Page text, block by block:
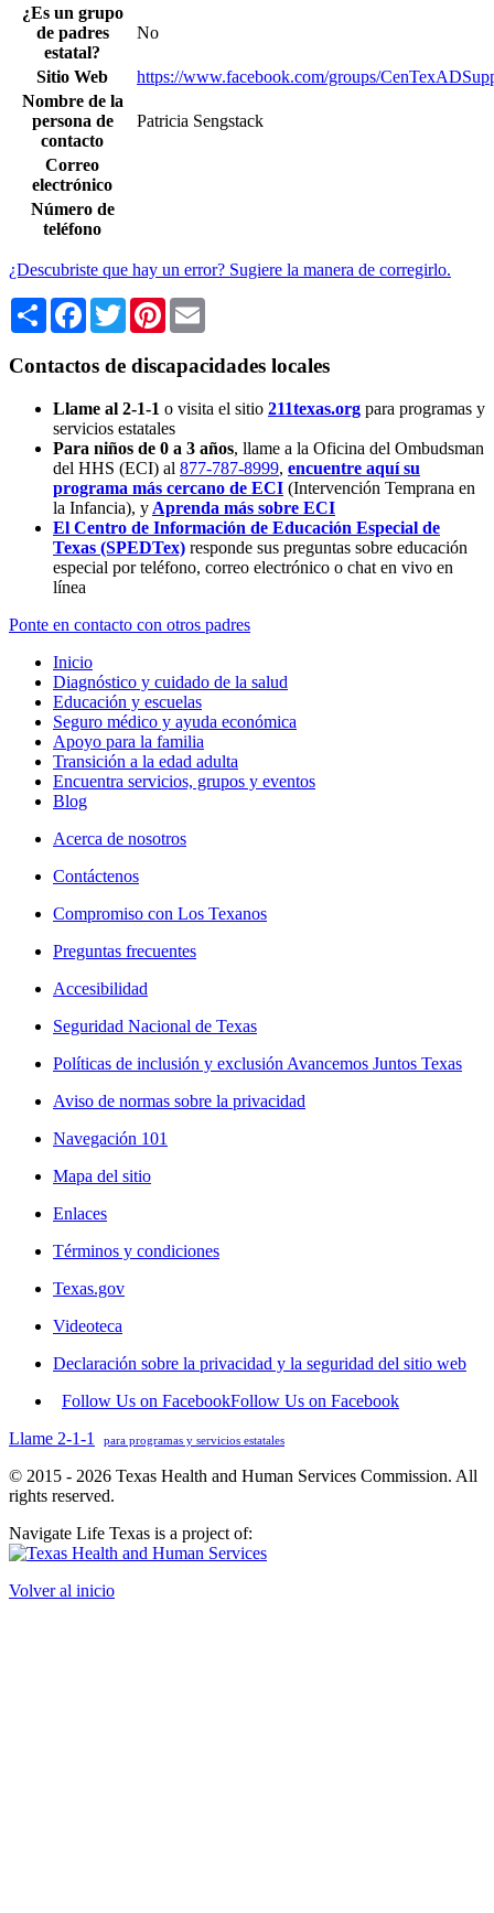
¿Es un grupo
de padres
estatal?
No
Sitio Web
https://www.facebook.com/groups/
Nombre de la
persona de
contacto
Patricia Sengstack
Correo
electrónico
Número de
teléfono
¿Descubriste que hay un error? Sugiere la manera de corregirlo.
Share Facebook
TwitterPinterest
Contactos de discapacidades locales
Llame al 2-1-1 o visita el sitio 211texas.org para programas y
servicios estatales
Para niños de 0 a 3 años, llame a la Oficina del Ombudsman
del HHS (ECI) al 877-787-8999, encuentre aquí su
programa más cercano de ECI (Intervención Temprana en
la Infancia), y Aprenda más sobre ECI
El Centro de Información de Educación Especial de
Texas (SPEDTex) responde sus preguntas sobre educación
especial por teléfono, correo electrónico o chat en vivo en
línea
Ponte en contacto con otros padres
Inicio
Diagnóstico y cuidado de la salud
Educación y escuelas
Seguro médico y ayuda económica
Apoyo para la familia
Transición a la edad adulta
Encuentra servicios, grupos y eventos
Blog
Acerca de nosotros
Contáctenos
Compromiso con Los Texanos
Preguntas frecuentes
Accesibilidad
Seguridad Nacional de Texas
Políticas de inclusión y exclusión Avancemos Juntos Texas
Aviso de normas sobre la privacidad
Navegación 101
Mapa del sitio
Enlaces
Términos y condiciones
Texas.gov
Videoteca
Declaración sobre la privacidad y la seguridad del sitio web
Follow Us on FacebookFollow Us on Facebook
Llame 2-1-1
para programas y servicios estatales
© 2015 - 2026 Texas Health and Human Services Commission. All
rights reserved.
Navigate Life Texas is a project of:
Volver al inicio